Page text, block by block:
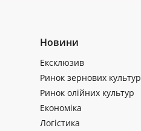
Новини
Ексклюзив
Ринок зернових культур
Ринок олійних культур
Економіка
Логістика